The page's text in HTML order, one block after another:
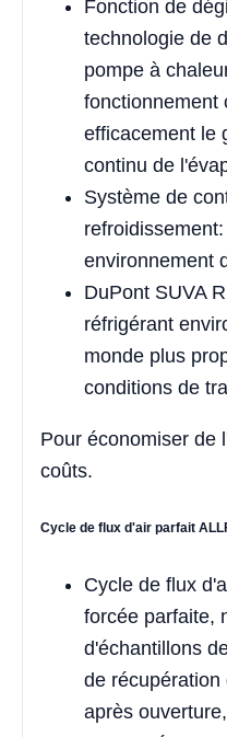
Fonction de
technologie de
pompe à
fonctionnement
efficacement le
continu de
Système de
environnement
DuPont SUVA
réfrigérant
monde plus
conditions de
Pour économiser de
coûts.
Cycle de flux d'air parfait
Cycle de flux
forcée parfaite,
d'échantillons
de récupération
après